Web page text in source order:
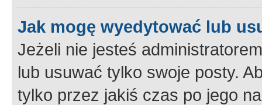
Jak mogę wyedytować lub
Jeżeli nie jesteś
lub usuwać tylko swoje posty.
tylko przez jakiś czas po jego